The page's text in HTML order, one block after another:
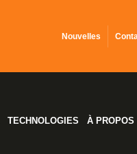
Nouvelles
TECHNOLOGIES À PROPOS